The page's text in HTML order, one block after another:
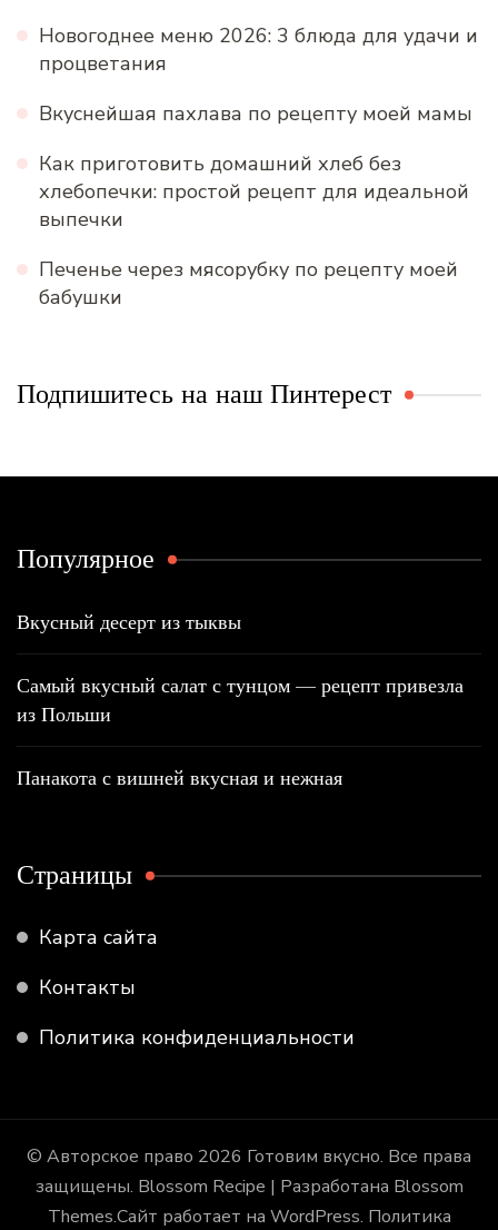
Новогоднее меню 2026: 3 блюда для удачи и
процветания
Вкуснейшая пахлава по рецепту моей мамы
Как приготовить домашний хлеб без
хлебопечки: простой рецепт для идеальной
выпечки
Печенье через мясорубку по рецепту моей
бабушки
Подпишитесь на наш Пинтерест
Популярное
Вкусный десерт из тыквы
Самый вкусный салат с тунцом — рецепт привезла
из Польши
Панакота с вишней вкусная и нежная
Страницы
Карта сайта
Контакты
Политика конфиденциальности
© Авторское право 2026 Готовим вкусно. Все права
защищены. Blossom Recipe | Разработана Blossom
Themes.Сайт работает на WordPress. Политика